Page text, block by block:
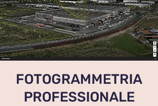
FOTOGRAMMETRIA
PROFESSIONALE